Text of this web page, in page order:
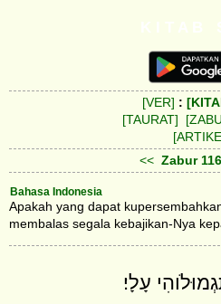
[VER] :
[TAURAT]
<< Zabur 116
Bahasa Indonesia
Apakah yang dapat
membalas segala kebajikan-Nya
עָלָי׃